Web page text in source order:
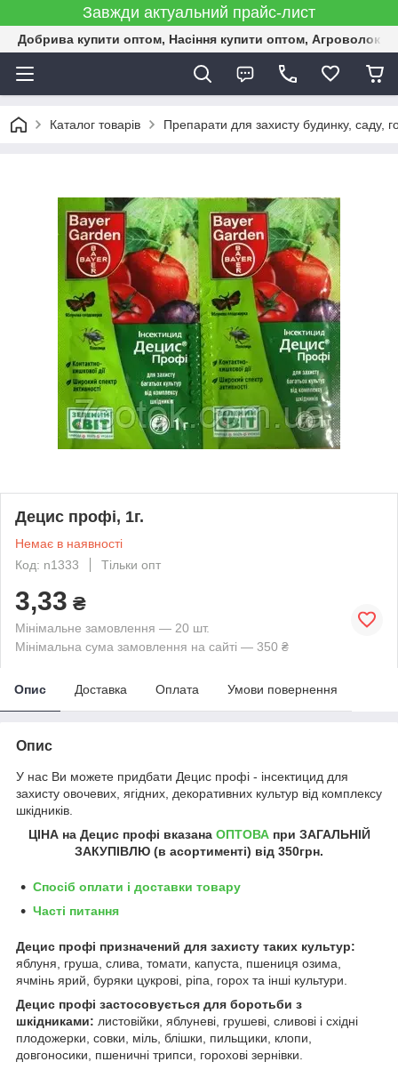
Завжди актуальний прайс-лист
Добрива купити оптом, Насіння купити оптом,
Каталог товарів Препарати для захисту будинку, саду,
Децис профі, 1г.
Немає в наявності
Код: n1333
Тільки опт
3,33 ₴
Мінімальне замовлення — 20 шт.
Мінімальна сума замовлення на сайті — 350 ₴
Опис Доставка Оплата Умови повернення
Опис
У нас Ви можете придбати Децис профі - інсектицид для
захисту овочевих, ягідних, декоративних культур від комплексу
шкідників.
ЦІНА на Децис профі вказана ОПТОВАпри ЗАГАЛЬНІЙ
ЗАКУПІВЛЮ (в асортименті) від 350грн.
Спосіб оплати і доставки товару
Часті питання
Децис профі призначений для захисту таких культур:
яблуня, груша, слива, томати, капуста, пшениця озима,
ячмінь ярий, буряки цукрові, ріпа, горох та інші культури.
Децис профі застосовується для боротьби з
шкідниками: листовійки, яблуневі, грушеві, сливові і східні
плодожерки, совки, міль, блішки, пильщики, клопи,
довгоносики, пшеничні трипси, горохові зернівки.